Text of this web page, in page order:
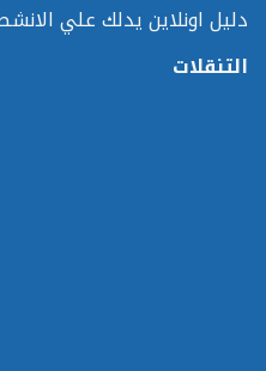
دليل اونلاين يدلك علي
التنقلات